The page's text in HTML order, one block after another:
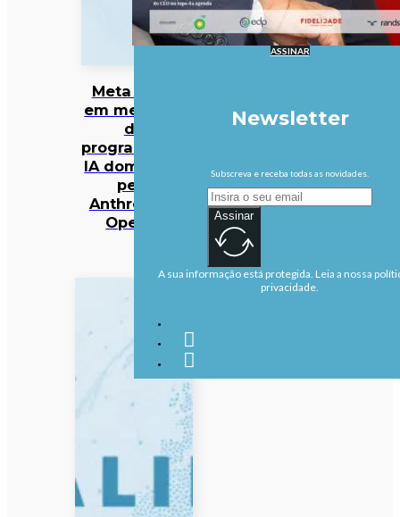
Meta entra
em mercado
da
programação
IA dominado
pela
Anthropic e
OpenAI
ASSINAR
Newsletter
Subscreva e receba todas as novidades.
Assinar
A sua informação está protegida. Leia a nossa
privacidade.